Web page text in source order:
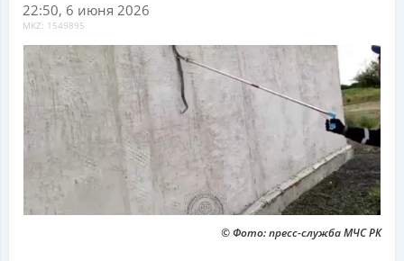
22:50, 6 июня 2026
MKZ: 1549895
© Фото: пресс-служба МЧС РК